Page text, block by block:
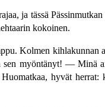
ja tässä
kokoinen.
Kolmen kihlakunnan
myöntänyt! — Minä
hyvät